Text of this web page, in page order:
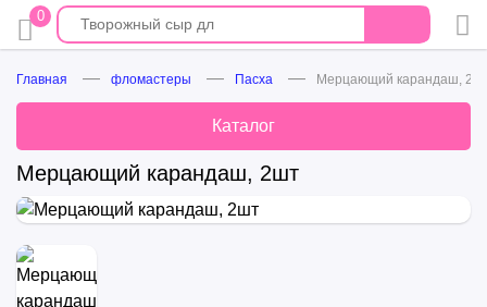
0
Главная фломастеры Пасха Мерцающий карандаш,
Каталог
Мерцающий карандаш, 2шт